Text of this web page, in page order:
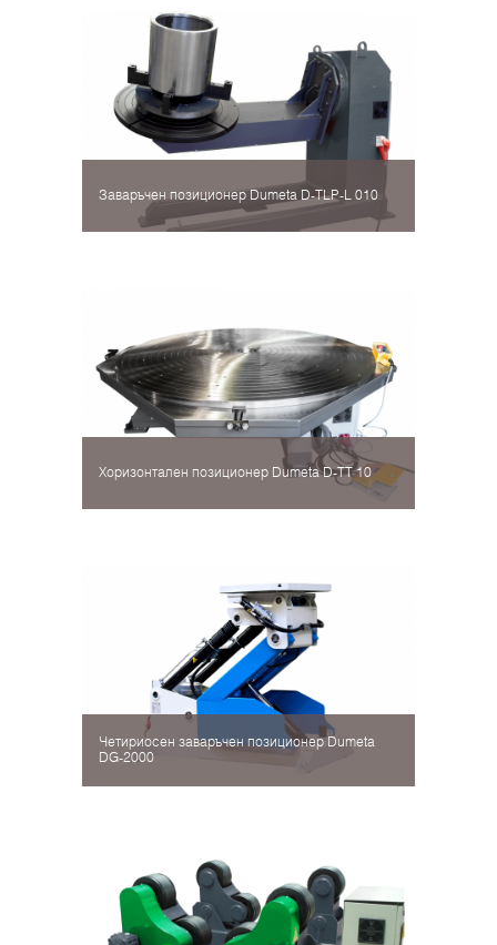
Заваръчен позиционер Dumeta D-TLP-L 010
Хоризонтален позиционер Dumeta D-TT 10
Четириосен заваръчен позиционер Dumeta
DG-2000